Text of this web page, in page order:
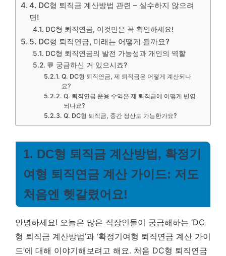
4. DC형 퇴직금 계산방법 관련 – 실수하지 않으려
면!
DC형 퇴직연금, 이것만은 꼭 확인하세요!
5. DC형 퇴직연금, 미래는 어떻게 될까요?
DC형 퇴직연금의 발전 가능성과 개인의 역할
💬 궁금하신 거 있으시죠?
Q. DC형 퇴직연금, 제 퇴직금은 어떻게 계산되나
요?
Q. 퇴직연금 운용 수익은 제 퇴직금에 어떻게 반영
되나요?
Q. DC형 퇴직금, 중간 정산도 가능한가요?
1. DC형 퇴직금 계산방법, 확정기
여형 퇴직연금 계산 가이드: 저도
처음엔 헷갈렸어요!
안녕하세요! 오늘은 많은 직장인들이 궁금해하는 ‘DC
형 퇴직금 계산방법’과 ‘확정기여형 퇴직연금 계산 가이
드’에 대해 이야기해보려고 해요. 처음 DC형 퇴직연금